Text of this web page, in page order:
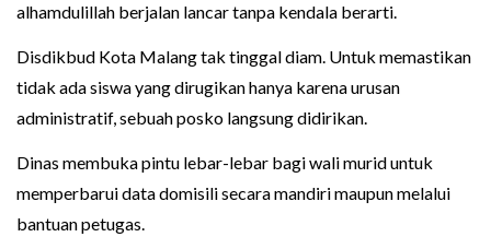
alhamdulillah berjalan lancar tanpa kendala berarti.
Disdikbud Kota Malang tak tinggal diam. Untuk memastikan
tidak ada siswa yang dirugikan hanya karena urusan
administratif, sebuah posko langsung didirikan.
Dinas membuka pintu lebar-lebar bagi wali murid untuk
memperbarui data domisili secara mandiri maupun melalui
bantuan petugas.